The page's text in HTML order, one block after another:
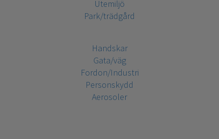
Utemiljö
Park/trädgård
Handskar
Gata/väg
Fordon/Industri
Personskydd
Aerosoler